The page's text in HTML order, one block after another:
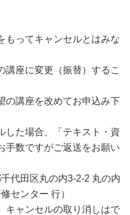
もってキャンセルとはみな
座に変更（振替）するこ
講座を改めてお申込み下
した場合、「テキスト・資
手数ですがご返送をお願い
代田区丸の内3-2-2 丸の内
センター 行）
キャンセルの取り消しはで